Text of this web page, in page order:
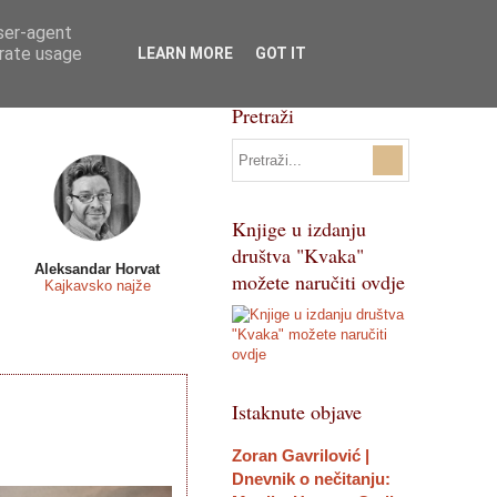
Svi natječaji
Pojmovnik
Aleksandar Horvat
Kajkavsko najže
Pretraži
Knjige u izdanju
društva "Kvaka"
možete naručiti ovdje
Istaknute objave
Zoran Gavrilović |
Dnevnik o nečitanju:
agent
usage
LEARN MORE GOT IT